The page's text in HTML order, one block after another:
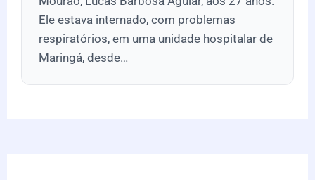
Ele estava internado, com problemas
respiratórios, em uma unidade hospitalar de
Maringá, desde…